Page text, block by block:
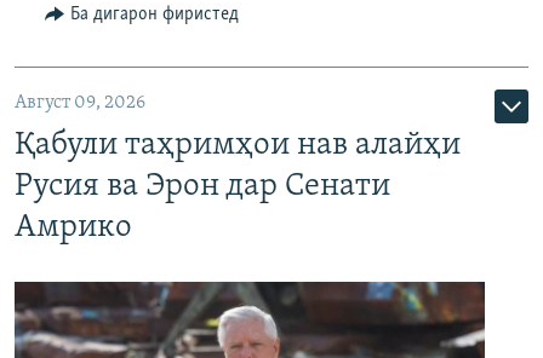
Ба дигарон фиристед
Август 09, 2026
Қабули таҳримҳои нав алайҳи
Русия ва Эрон дар Сенати
Амрико